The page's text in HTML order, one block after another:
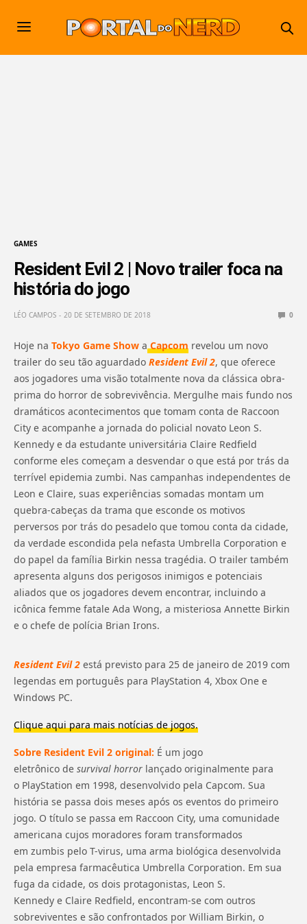
GAMES
Resident Evil 2 | Novo trailer foca na
história do jogo
LÉO CAMPOS 20 DE SETEMBRO DE 2018 0
Hoje naTokyo Game Show a Capcom revelou um novo
trailer do seu tão aguardado Resident Evil 2, que oferece
aos jogadores uma visão totalmente nova da clássica obra-
prima do horror de sobrevivência. Mergulhe mais fundo nos
dramáticos acontecimentos que tomam conta de Raccoon
City e acompanhe a jornada do policial novato Leon S.
Kennedy e da estudante universitária Claire Redfield
conforme eles começam a desvendar o que está por trás da
terrível epidemia zumbi. Nas campanhas independentes de
Leon e Claire, suas experiências somadas montam um
quebra-cabeças da trama que esconde os motivos
perversos por trás do pesadelo que tomou conta da cidade,
da verdade escondida pela nefasta Umbrella Corporation e
do papel da família Birkin nessa tragédia. O trailer também
apresenta alguns dos perigosos inimigos e potenciais
aliados que os jogadores devem encontrar, incluindo a
icônica femme fatale Ada Wong, a misteriosa Annette Birkin
e o chefe de polícia Brian Irons.
Resident Evil 2 está previsto para 25 de janeiro de 2019 com
legendas em português para PlayStation 4, Xbox One e
Windows PC.
Clique aqui para mais notícias de jogos.
Sobre Resident Evil 2 original: É um jogo
eletrônico desurvival horror lançado originalmente para
o PlayStation em 1998, desenvolvido pela Capcom. Sua
história se passa dois meses após os eventos do primeiro
jogo. O título se passa em Raccoon City, uma comunidade
americana cujos moradores foram transformados
em zumbis pelo T-virus, uma arma biológica desenvolvida
pela empresa farmacêutica Umbrella Corporation. Em sua
fuga da cidade, os dois protagonistas, Leon S.
Kennedy e Claire Redfield, encontram-se com outros
sobreviventes e são confrontados por William Birkin, o